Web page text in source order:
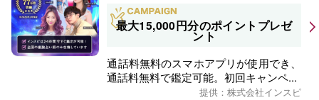
最大15,000円分のポイントプレゼ
ント
通話料無料のスマホアプリが使用でき、
通話料無料で鑑定可能。初回キャンペ...
提供：株式会社インスピ